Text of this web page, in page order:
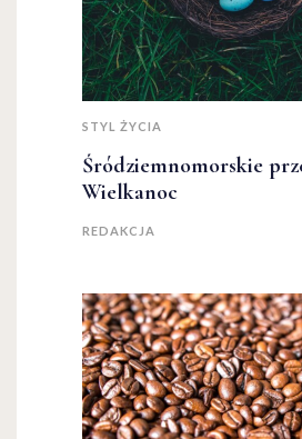
STYL ŻYCIA
Śródziemnomorskie
Wielkanoc
REDAKCJA